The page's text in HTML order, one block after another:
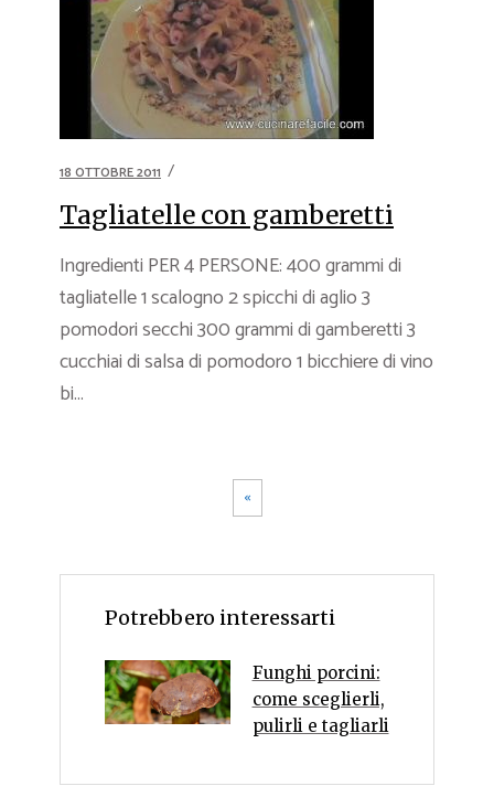
18 OTTOBRE 2011
Tagliatelle con gamberetti
Ingredienti PER 4 PERSONE: 400 grammi di
tagliatelle 1 scalogno 2 spicchi di aglio 3
pomodori secchi 300 grammi di gamberetti 3
cucchiai di salsa di pomodoro 1 bicchiere di vino
bi...
«
Potrebbero interessarti
Funghi porcini:
come sceglierli,
pulirli e tagliarli